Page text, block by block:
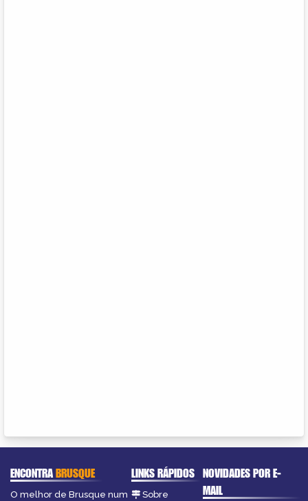
ENCONTRABRUSQUE
O melhor de Brusque num
LINKS RÁPIDOS
Sobre
NOVIDADES POR E-
MAIL